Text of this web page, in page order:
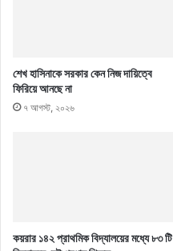
শেখ হাসিনাকে সরকার কেন নিজ দায়িত্বে
ফিরিয়ে আনছে না
৭ আগস্ট, ২০২৬
কয়রার ১৪২ প্রাথমিক বিদ্যালয়ের মধ্যে ৮৩ টি